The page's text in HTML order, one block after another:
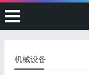
机械设备